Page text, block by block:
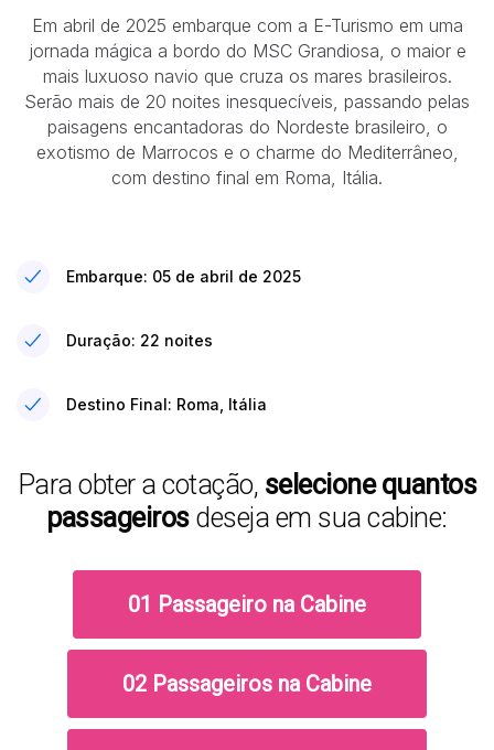
Em abril de 2025 embarque com a E-Turismo em uma
jornada mágica a bordo do MSC Grandiosa, o maior e
mais luxuoso navio que cruza os mares brasileiros.
Serão mais de 20 noites inesquecíveis, passando pelas
paisagens encantadoras do Nordeste brasileiro, o
exotismo de Marrocos e o charme do Mediterrâneo,
com destino final em Roma, Itália.
Embarque: 05 de abril de 2025
Duração: 22 noites
Destino Final: Roma, Itália
Para obter a cotação, selecione quantos
passageirosdeseja em sua cabine:
01 Passageiro na Cabine
02 Passageiros na Cabine